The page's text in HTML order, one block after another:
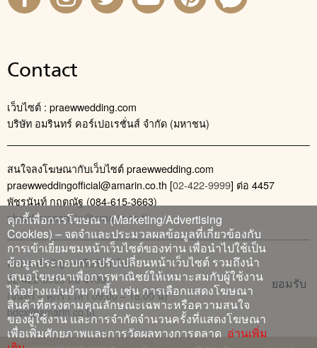
Contact
เว็บไซต์ : praewwedding.com
บริษัท อมรินทร์ คอร์เปอเรชั่นส์ จำกัด (มหาชน)
สนใจลงโฆษณากับเว็บไซต์ praewwedding.com
praewweddingofficial@amarin.co.th [02-422-9999] ต่อ 4457
พัชรนันท์ กฤตณัฐ (084-615-3663)
phatcharanan_kr@amarin.co.th
ติดต่อแจ้งปัญหาหรือร้องเรียน
02-422-9999 ต่อ 4180
(จันทร์ – ศุกร์ เวลา 09.00 – 18.00 น)
bdcx@amarin.co.th
คุกกี้เพื่อการโฆษณา (Marketing/Advertising
Cookies) – จดจำและประมวลผลข้อมูลที่เกี่ยวข้องกับ
การเข้าเยี่ยมชมหน้าเว็บไซต์ของท่าน เพื่อนำไปใช้เป็น
ข้อมูลประกอบการปรับเปลี่ยนหน้าเว็บไซต์ รวมถึงนำ
เสนอโฆษณาเพื่อการพาณิชย์ให้เหมาะสมกับผู้ใช้งาน
ได้อย่างแม่นยำมากขึ้น เช่น การเลือกแสดงโฆษณา
สินค้าที่ตรงตามคุณลักษณะเฉพาะหรือความสนใจ
ของผู้ใช้งาน และการจำกัดจำนวนครั้งที่แสดงโฆษณา
เพื่อเพิ่มศักยภาพและการวัดผลทางการตลาด อ่านเพิ่ม
ยอมรับ